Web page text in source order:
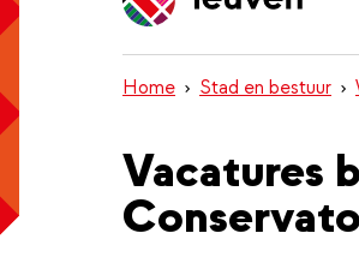
Home Stad en bestuur
Vacatures